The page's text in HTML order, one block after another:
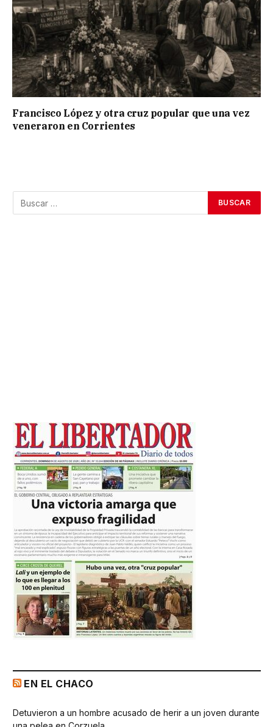
Francisco López y otra cruz popular que una vez
veneraron en Corrientes
EN EL CHACO
Detuvieron a un hombre acusado de herir a un joven durante